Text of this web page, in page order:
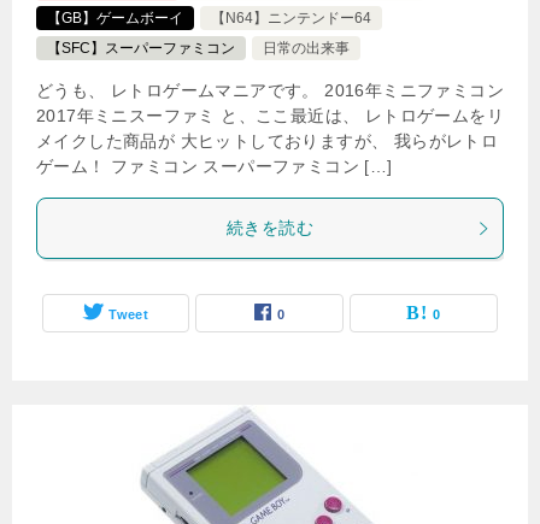
【GB】ゲームボーイ
【N64】ニンテンドー64
【SFC】スーパーファミコン
日常の出来事
どうも、 レトロゲームマニアです。 2016年ミニファミコン
2017年ミニスーファミ と、ここ最近は、 レトロゲームをリ
メイクした商品が 大ヒットしておりますが、 我らがレトロ
ゲーム！ ファミコン スーパーファミコン […]
続きを読む
Tweet 0 0